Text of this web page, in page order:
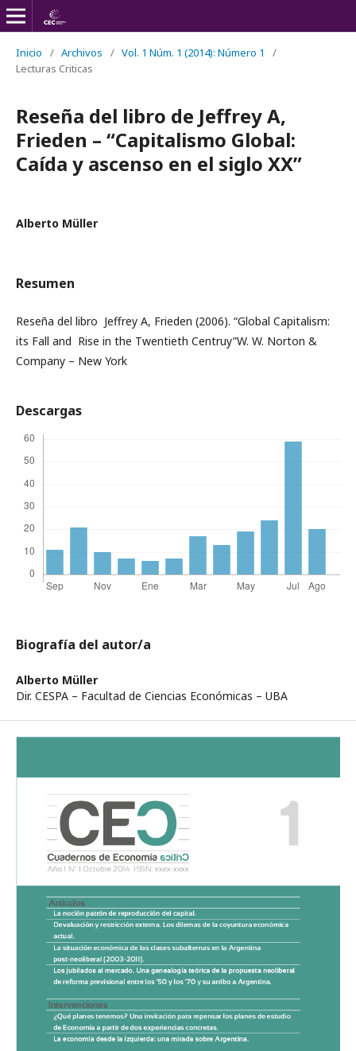
Inicio / Archivos / Vol. 1 Núm. 1 (2014): Número 1
/
Lecturas Criticas
Reseña del libro de Jeffrey A,
Frieden – “Capitalismo Global:
Caída y ascenso en el siglo XX”
Alberto Müller
Resumen
Reseña del libro Jeffrey A, Frieden (2006). “Global Capitalism:
its Fall and Rise in the Twentieth Centruy”W. W. Norton &
Company – New York
Descargas
Biografía del autor/a
Alberto Müller
Dir. CESPA – Facultad de Ciencias Económicas – UBA